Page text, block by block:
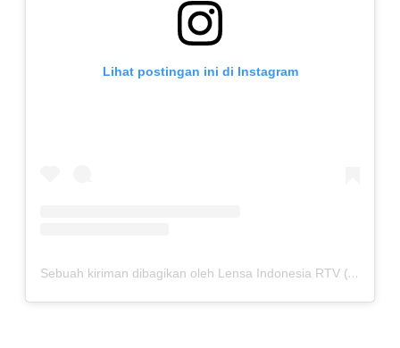
Lihat postingan ini di Instagram
Sebuah kiriman dibagikan oleh Lensa Indonesia RTV (@lensaindonesiartv)